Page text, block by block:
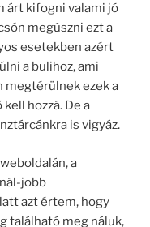
árt kifogni valami jó
megúszni ezt a
esetekben azért
a bulihoz, ami
megtérülnek ezek a
hozzá. De a
is vigyáz.
a
jobb
azt értem, hogy
található meg náluk,